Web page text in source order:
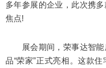
多年参展的企业，此次携
焦点!
展会期间，荣事达智能
品“荣家”正式亮相。这款